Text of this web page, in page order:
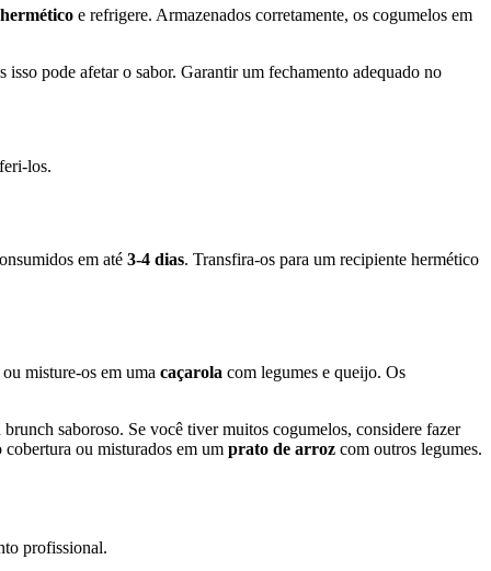
e refrigere. Armazenados corretamente, os cogumelos em
isso pode afetar o sabor. Garantir um fechamento adequado no
los.
em até 3-4 dias. Transfira-os para um recipiente hermético
misture-os em uma caçarola com legumes e queijo. Os
saboroso. Se você tiver muitos cogumelos, considere fazer
ou misturados em um prato de arroz com outros legumes.
profissional.